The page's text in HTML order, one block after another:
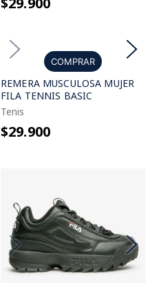
COMPRAR
REMERA MUSCULOSA MUJER
FILA TENNIS BASIC
Tenis
$29.900